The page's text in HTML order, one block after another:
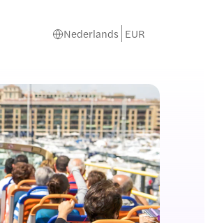
Nederlands EUR